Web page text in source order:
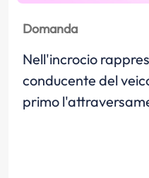
Domanda
Nell'incrocio
conducente del
primo